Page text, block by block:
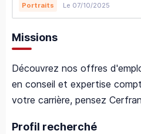
Portraits Le 07/10/2025
Missions
Découvrez nos offres
en conseil et expertise
votre carrière, pensez
Profil recherché